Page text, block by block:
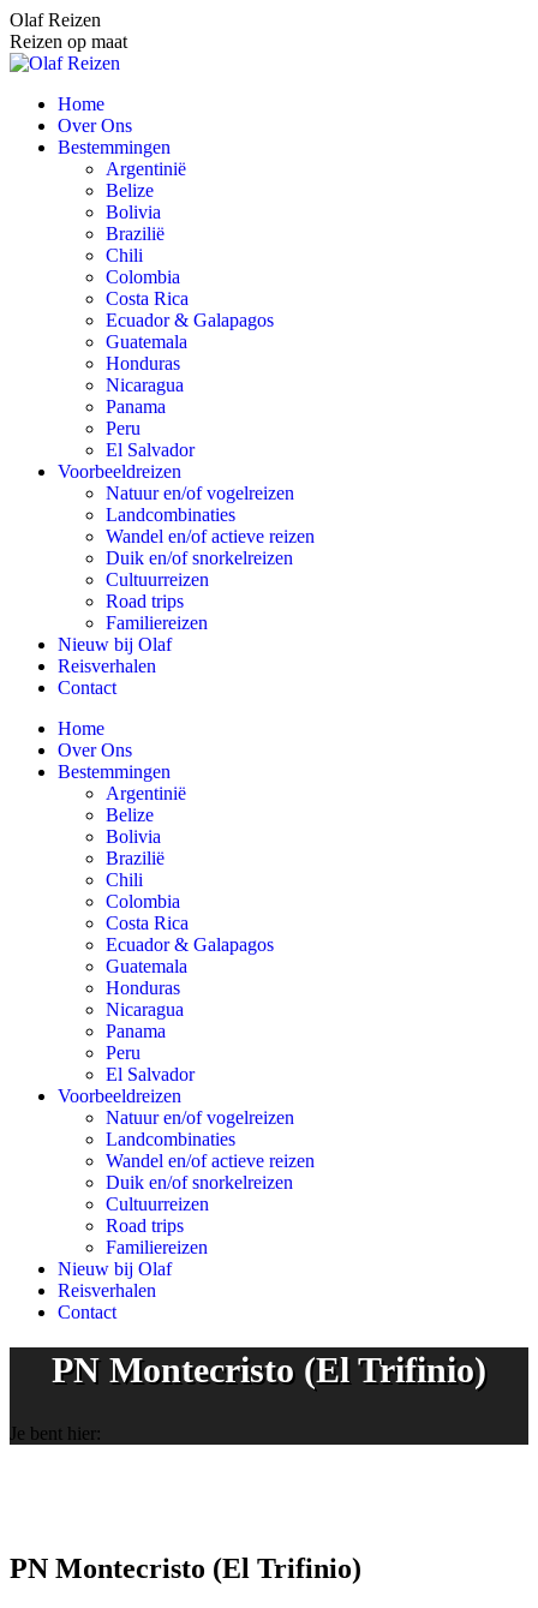
Spring
naar
content
Olaf Reizen
Reizen op maat
Home
Over Ons
Bestemmingen
Argentinië
Belize
Bolivia
Brazilië
Chili
Colombia
Costa Rica
Ecuador & Galapagos
Guatemala
Honduras
Nicaragua
Panama
Peru
El Salvador
Voorbeeldreizen
Natuur en/of vogelreizen
Landcombinaties
Wandel en/of actieve reizen
Duik en/of snorkelreizen
Cultuurreizen
Road trips
Familiereizen
Nieuw bij Olaf
Reisverhalen
Contact
Home
Over Ons
Bestemmingen
Argentinië
Belize
Bolivia
Brazilië
Chili
Colombia
Costa Rica
Ecuador & Galapagos
Guatemala
Honduras
Nicaragua
Panama
Peru
El Salvador
Voorbeeldreizen
Natuur en/of vogelreizen
Landcombinaties
Wandel en/of actieve reizen
Duik en/of snorkelreizen
Cultuurreizen
Road trips
Familiereizen
Nieuw bij Olaf
Reisverhalen
Contact
PN Montecristo (El Trifinio)
Je bent hier:
PN Montecristo (El Trifinio)